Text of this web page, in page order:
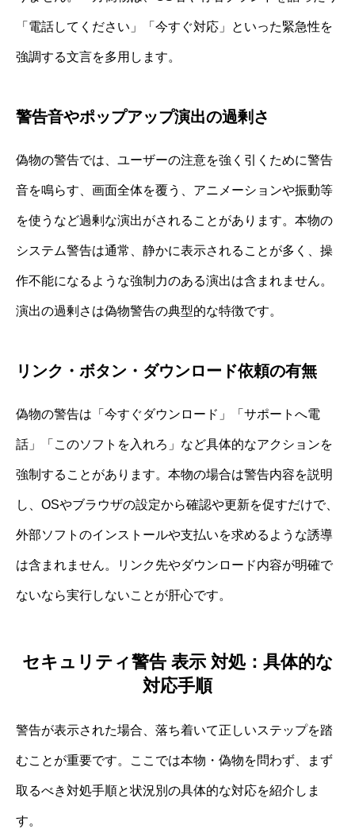
「電話してください」「今すぐ対応」といった緊急性を
強調する文言を多用します。
警告音やポップアップ演出の過剰さ
偽物の警告では、ユーザーの注意を強く引くために警告
音を鳴らす、画面全体を覆う、アニメーションや振動等
を使うなど過剰な演出がされることがあります。本物の
システム警告は通常、静かに表示されることが多く、操
作不能になるような強制力のある演出は含まれません。
演出の過剰さは偽物警告の典型的な特徴です。
リンク・ボタン・ダウンロード依頼の有無
偽物の警告は「今すぐダウンロード」「サポートへ電
話」「このソフトを入れろ」など具体的なアクションを
強制することがあります。本物の場合は警告内容を説明
し、OSやブラウザの設定から確認や更新を促すだけで、
外部ソフトのインストールや支払いを求めるような誘導
は含まれません。リンク先やダウンロード内容が明確で
ないなら実行しないことが肝心です。
セキュリティ警告 表示 対処：具体的な
対応手順
警告が表示された場合、落ち着いて正しいステップを踏
むことが重要です。ここでは本物・偽物を問わず、まず
取るべき対処手順と状況別の具体的な対応を紹介しま
す。